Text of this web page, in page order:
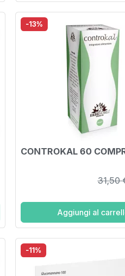
-13%
CONTROKAL 60
31,50
Aggiungi al
-11%